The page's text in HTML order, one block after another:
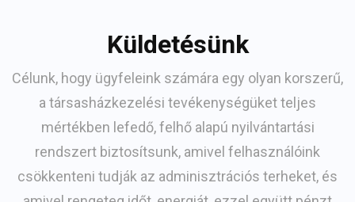
Küldetésünk
Célunk, hogy ügyfeleink számára egy olyan korszerű,
a társasházkezelési tevékenységüket teljes
mértékben lefedő, felhő alapú nyilvántartási
rendszert biztosítsunk, amivel felhasználóink
csökkenteni tudják az adminisztrációs terheket, és